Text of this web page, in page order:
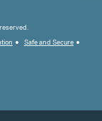
Safe and Secure